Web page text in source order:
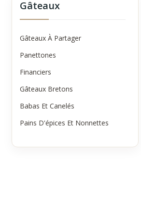
Gâteaux
Gâteaux À Partager
Panettones
Financiers
Gâteaux Bretons
Babas Et Canelés
Pains D'épices Et Nonnettes